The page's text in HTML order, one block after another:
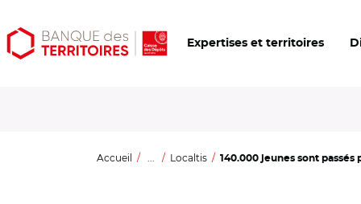
Aller
au
Aller
au
Ouvrir
les
Expertises et territoires
Accueil ... Localtis 140.000 jeunes sont passés